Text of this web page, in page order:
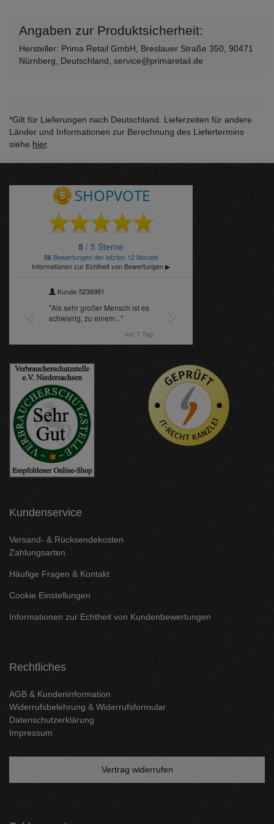
Angaben zur Produktsicherheit:
Hersteller: Prima Retail GmbH, Breslauer Straße 350, 90471
Nürnberg, Deutschland, service@primaretail.de
*Gilt für Lieferungen nach Deutschland. Lieferzeiten für andere
Länder und Informationen zur Berechnung des Liefertermins
siehe hier.
Kundenservice
Versand- & Rücksendekosten
Zahlungsarten
Häufige Fragen & Kontakt
Cookie Einstellungen
Informationen zur Echtheit von Kundenbewertungen
Rechtliches
AGB & Kundeninformation
Widerrufsbelehrung & Widerrufsformular
Datenschutzerklärung
Impressum
Vertrag widerrufen